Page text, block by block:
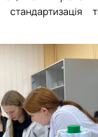
стандартизація